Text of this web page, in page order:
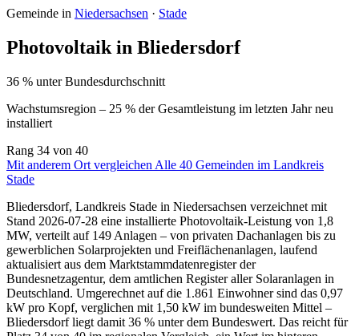
Gemeinde in Niedersachsen · Stade
Photovoltaik in Bliedersdorf
36 % unter Bundesdurchschnitt
Wachstumsregion – 25 % der Gesamtleistung im letzten Jahr neu
installiert
Rang 34 von 40
Mit anderem Ort vergleichen Alle 40 Gemeinden im Landkreis
Stade
Bliedersdorf, Landkreis Stade in Niedersachsen verzeichnet mit
Stand 2026-07-28 eine installierte Photovoltaik-Leistung von 1,8
MW, verteilt auf 149 Anlagen – von privaten Dachanlagen bis zu
gewerblichen Solarprojekten und Freiflächenanlagen, laufend
aktualisiert aus dem Marktstammdatenregister der
Bundesnetzagentur, dem amtlichen Register aller Solaranlagen in
Deutschland. Umgerechnet auf die 1.861 Einwohner sind das 0,97
kW pro Kopf, verglichen mit 1,50 kW im bundesweiten Mittel –
Bliedersdorf liegt damit 36 % unter dem Bundeswert. Das reicht für